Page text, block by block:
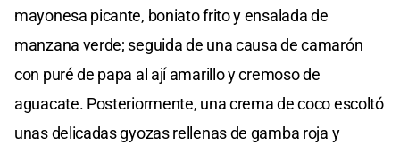
mayonesa picante, boniato frito y ensalada de
manzana verde; seguida de una causa de camarón
con puré de papa al ají amarillo y cremoso de
aguacate. Posteriormente, una crema de coco escoltó
unas delicadas gyozas rellenas de gamba roja y